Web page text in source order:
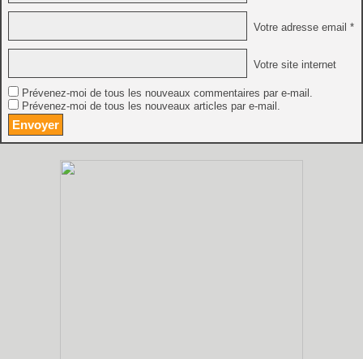
Votre adresse email *
Votre site internet
Prévenez-moi de tous les nouveaux commentaires par e-mail.
Prévenez-moi de tous les nouveaux articles par e-mail.